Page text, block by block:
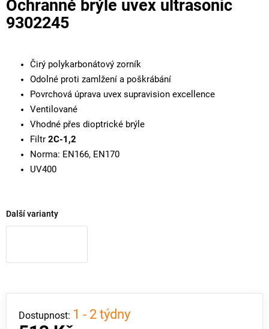
Ochranné brýle uvex ultrasonic
9302245
Čirý polykarbonátový zorník
Odolné proti zamlžení a poškrábání
Povrchová úprava uvex supravision excellence
Ventilované
Vhodné přes dioptrické brýle
Filtr 2C-1,2
Norma: EN166, EN170
UV400
Další varianty
1 - 2 týdny